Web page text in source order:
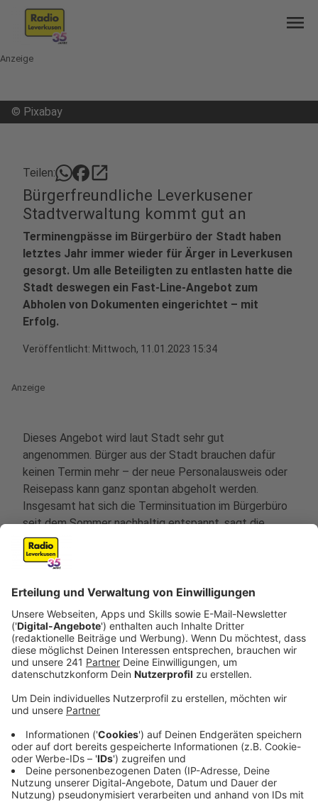
menu
Anzeige
© Pixabay
Teilen: open_in_new
Bürgerfreundliche Leverkusener
Stadtverwaltung kommt gut an
Terminengpässe im Bürgerbüro der Stadt haben
letztes Jahr immer wieder für Ärger in Leverkusen
gesorgt. Um alle Beteiligten zu entlasten hatte die
Stadt deswegen ein Fast-Line-Angebot zum
Abholen von Dokumenten eingerichtet – mit
Erfolg.
Veröffentlicht: Mittwoch, 11.01.2023 15:34
Anzeige
Dieses Angebot wird laut Stadt sehr gut
angenommen. Bürger aus der Stadt brauchen dafür
keinen Termin mehr – der neue Personalausweis oder
Reisepass kann ganz spontan abgeholt werden.
Insgesamt hat sich die Terminsituation im Bürgerbüro
seit dem Sommer nachhaltig entspannt, sagt die
Stadt. Grund dafür sei unter anderem zusätzliches
Personal. Ab Mitte nächster sollen außerdem erstmals
mobile Bürgerbüros eingerichtet werden, und zwar in
ausgewählten Filialen der Sparkasse. Mitarbeiter der
Stadt können hier unter anderem Wohnsitze an- oder
ummelden, neue Ausweise beantragen oder
Führungszeugnisse ausstellen.
Anzeige
Anzeige
Im Rahmen einer Erprobungsphase kommt das